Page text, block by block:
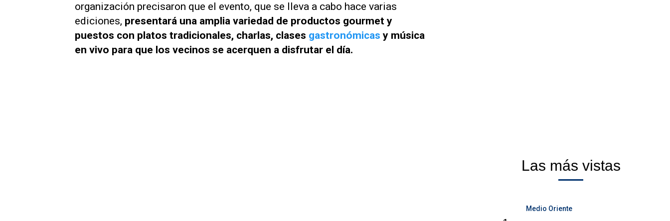
organización precisaron que el evento, que se lleva a cabo hace varias
ediciones, presentará una amplia variedad de productos gourmet y
puestos con platos tradicionales, charlas, clases gastronómicas y música
en vivo para que los vecinos se acerquen a disfrutar el día.
Las más vistas
Medio Oriente